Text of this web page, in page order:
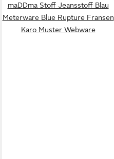
maDDma Stoff Jeansstoff Blau
Meterware Blue Rupture Fransen
Karo Muster Webware